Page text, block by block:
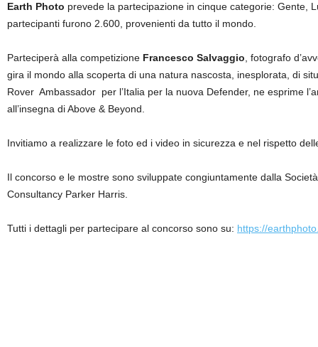
Earth Photo prevede la partecipazione in cinque categorie: Gente,
partecipanti furono 2.600, provenienti da tutto il mondo.
Parteciperà alla competizione Francesco Salvaggio , fotografo
gira il mondo alla scoperta di una natura nascosta, inesplorata, di
Rover Ambassador per l’Italia per la nuova Defender, ne esprime
all’insegna di Above & Beyond.
Invitiamo a realizzare le foto ed i video in sicurezza e nel rispetto
Il concorso e le mostre sono sviluppate congiuntamente dalla
Consultancy Parker Harris.
Tutti i dettagli per partecipare al concorso sono su: https://